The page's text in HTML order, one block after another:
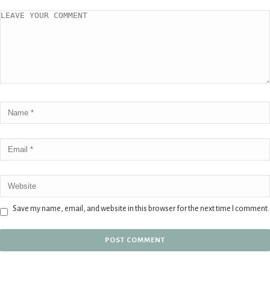
Save my name, email, and website in this browser for the next time I comment.